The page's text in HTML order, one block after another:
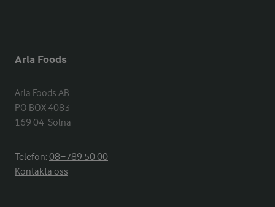
Arla Foods
Arla Foods AB
PO BOX 4083
169 04  Solna
Telefon:08−789 50 00
Kontakta oss